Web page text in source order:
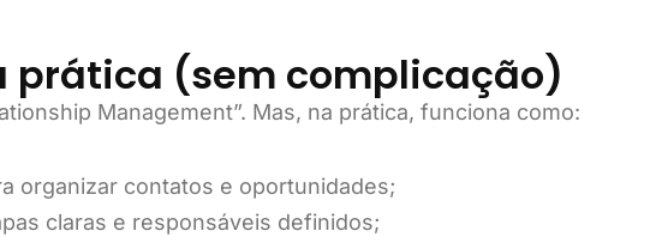
prática (sem complicação)
Management”. Mas, na prática, funciona como:
organizar contatos e oportunidades;
claras e responsáveis definidos;